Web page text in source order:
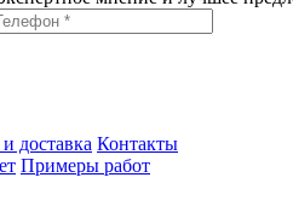
доставка Контакты
Примеры работ